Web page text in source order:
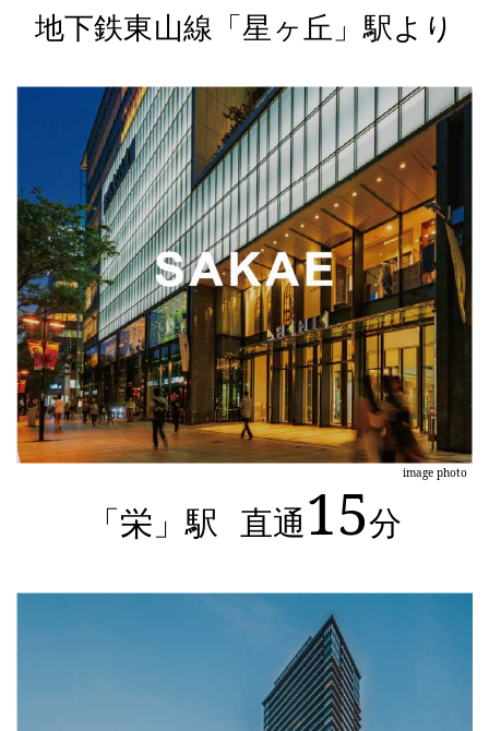
地下鉄東山線「星ヶ丘」駅より
image photo
「栄」駅 直通15分